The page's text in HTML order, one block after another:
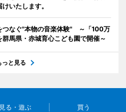
いたします。
つなぐ"本物の音楽体験" ～「100万
馬県・赤城育心こども園で開催～
っと見る
見る・遊ぶ 買う